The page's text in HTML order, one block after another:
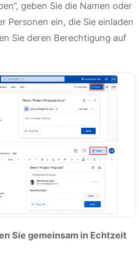
geben Sie die Namen oder
Personen ein, die Sie einladen
Sie deren Berechtigung auf
Sie gemeinsam in Echtzeit